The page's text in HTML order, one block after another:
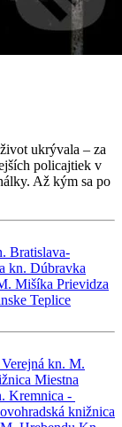
ukrývala – za
policajtiek v
Až kým sa po
Bratislava-
kn. Dúbravka
Mišíka Prievidza
Teplice
Verejná kn. M.
Miestna
Kremnica -
knižnica